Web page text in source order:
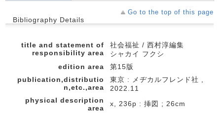
Go to the top of this page
Bibliography Details
title and statement of
responsibility area
社会福祉 / 西村淳編集
シャカイ フクシ
edition area
第15版
publication,distributio
n,etc.,area
東京 : メヂカルフレンド社 ,
2022.11
physical description
area
x, 236p : 挿図 ; 26cm